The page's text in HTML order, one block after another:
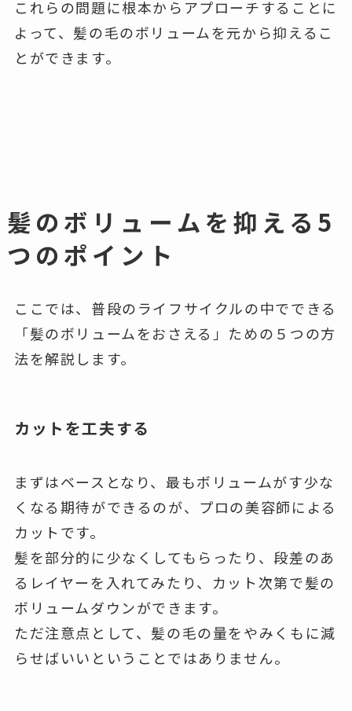
これらの問題に根本からアプローチすることに
よって、髪の毛のボリュームを元から抑えるこ
とができます。
髪のボリュームを抑える5
つのポイント
ここでは、普段のライフサイクルの中でできる
「髪のボリュームをおさえる」ための５つの方
法を解説します。
カットを工夫する
まずはベースとなり、最もボリュームがす少な
くなる期待ができるのが、プロの美容師による
カットです。
髪を部分的に少なくしてもらったり、段差のあ
るレイヤーを入れてみたり、カット次第で髪の
ボリュームダウンができます。
ただ注意点として、髪の毛の量をやみくもに減
らせばいいということではありません。